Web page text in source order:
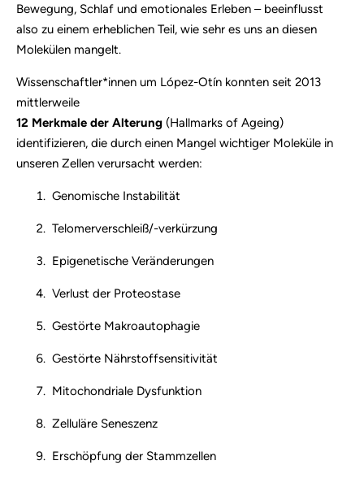
Bewegung, Schlaf und emotionales Erleben – beeinflusst
also zu einem erheblichen Teil, wie sehr es uns an diesen
Molekülen mangelt.
Wissenschaftler*innen um López-Otín konnten seit 2013
mittlerweile
12 Merkmale der Alterung (Hallmarks of Ageing)
identifizieren, die durch einen Mangel wichtiger Moleküle in
unseren Zellen verursacht werden:
Genomische Instabilität
Telomerverschleiß/-verkürzung
Epigenetische Veränderungen
Verlust der Proteostase
Gestörte Makroautophagie
Gestörte Nährstoffsensitivität
Mitochondriale Dysfunktion
Zelluläre Seneszenz
Erschöpfung der Stammzellen